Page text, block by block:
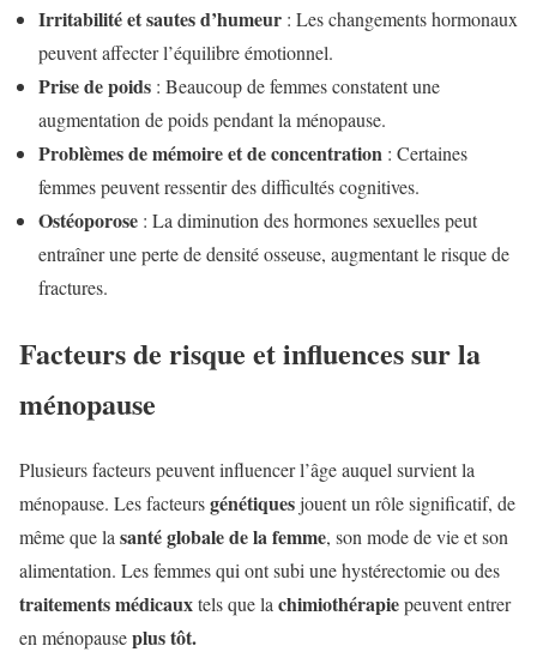
Irritabilité et sautes d’humeur : Les changements hormonaux
peuvent affecter l’équilibre émotionnel.
Prise de poids : Beaucoup de femmes constatent une
augmentation de poids pendant la ménopause.
Problèmes de mémoire et de concentration : Certaines
femmes peuvent ressentir des difficultés cognitives.
Ostéoporose : La diminution des hormones sexuelles peut
entraîner une perte de densité osseuse, augmentant le risque de
fractures.
Facteurs de risque et influences sur la
ménopause
Plusieurs facteurs peuvent influencer l’âge auquel survient la
ménopause. Les facteursgénétiquesjouent un rôle significatif, de
même que la santé globale de la femme, son mode de vie et son
alimentation. Les femmes qui ont subi une hystérectomie ou des
traitements médicauxtels que la chimiothérapiepeuvent entrer
en ménopauseplus tôt.